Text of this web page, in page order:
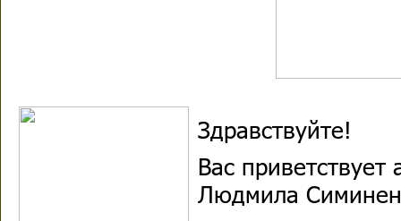
Здравствуйте!
Вас приветствует
Людмила